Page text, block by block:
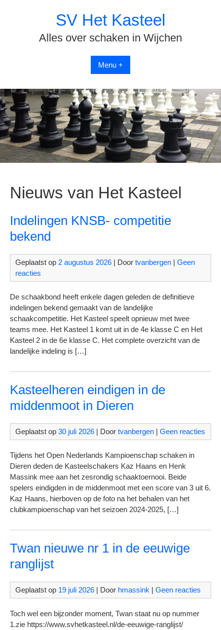
SV Het Kasteel
Alles over schaken in Wijchen
Menu +
Nieuws van Het Kasteel
Indelingen KNSB- competitie
bekend
Geplaatst op 2 augustus 2026 | Door tvanbergen | Geen
reacties
De schaakbond heeft enkele dagen geleden de definitieve
indelingen bekend gemaakt van de landelijke
schaakcompetitie. Het Kasteel speelt opnieuw met twee
teams mee. Het Kasteel 1 komt uit in de 4e klasse C en Het
Kasteel 2 in de 6e klasse C. Het complete overzicht van de
landelijke indeling is […]
Kasteelheren eindigen in de
middenmoot in Dieren
Geplaatst op 30 juli 2026 | Door tvanbergen | Geen reacties
Tijdens het Open Nederlands Kampioenschap schaken in
Dieren deden de Kasteelschakers Kaz Haans en Henk
Massink mee aan het zesrondig schaaktoernooi. Beide
spelers eindigden in de middenmoot met een score van 3 uit 6.
Kaz Haans, hierboven op de foto na het behalen van het
clubkampioenschap van het seizoen 2024-2025, […]
Twan nieuwe nr 1 in de eeuwige
ranglijst
Geplaatst op 19 juli 2026 | Door hmassink | Geen reacties
Toch wel een bijzonder moment, Twan staat nu op nummer
1.zie https://www.svhetkasteel.nl/de-eeuwige-ranglijst/